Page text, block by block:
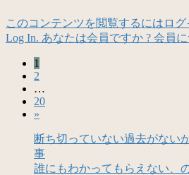
このコンテンツを閲覧するにはロ
Log In. あなたは会員ですか ? 会員
固
定
ペ
ー
ジ
1
固
定
ペ
ー
ジ
2
…
固
定
ペ
ー
ジ
20
»
断ち切っていない過去がない
事
誰にもわかってもらえない、